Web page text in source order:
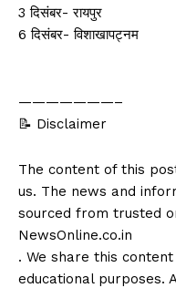
3 दिसंबर- रायपुर
6 दिसंबर- विशाखापट्नम
———————–
📝 Disclaimer
The content of this
us. The news and
sourced from trusted
NewsOnline.co.in
. We share this
educational purposes.